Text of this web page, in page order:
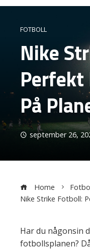
FOTBOLL
Nike
Perfekt
På
september 26,
Home
Nike Strike Fotboll:
Har du någonsin
fotbollsplanen?